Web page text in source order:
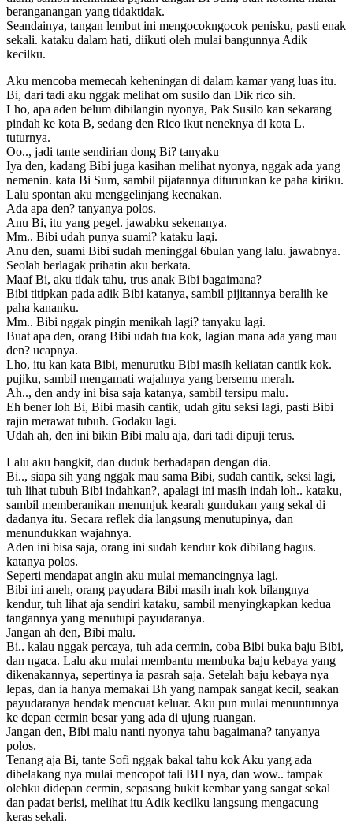
beranganangan yang tidaktidak.
Seandainya, tangan lembut ini mengocokngocok penisku, pasti enak
sekali. kataku dalam hati, diikuti oleh mulai bangunnya Adik
kecilku.
Aku mencoba memecah keheningan di dalam kamar yang luas itu.
Bi, dari tadi aku nggak melihat om susilo dan Dik rico sih.
Lho, apa aden belum dibilangin nyonya, Pak Susilo kan sekarang
pindah ke kota B, sedang den Rico ikut neneknya di kota L.
tuturnya.
Oo.., jadi tante sendirian dong Bi? tanyaku
Iya den, kadang Bibi juga kasihan melihat nyonya, nggak ada yang
nemenin. kata Bi Sum, sambil pijatannya diturunkan ke paha kiriku.
Lalu spontan aku menggelinjang keenakan.
Ada apa den? tanyanya polos.
Anu Bi, itu yang pegel. jawabku sekenanya.
Mm.. Bibi udah punya suami? kataku lagi.
Anu den, suami Bibi sudah meninggal 6bulan yang lalu. jawabnya.
Seolah berlagak prihatin aku berkata.
Maaf Bi, aku tidak tahu, trus anak Bibi bagaimana?
Bibi titipkan pada adik Bibi katanya, sambil pijitannya beralih ke
paha kananku.
Mm.. Bibi nggak pingin menikah lagi? tanyaku lagi.
Buat apa den, orang Bibi udah tua kok, lagian mana ada yang mau
den? ucapnya.
Lho, itu kan kata Bibi, menurutku Bibi masih keliatan cantik kok.
pujiku, sambil mengamati wajahnya yang bersemu merah.
Ah.., den andy ini bisa saja katanya, sambil tersipu malu.
Eh bener loh Bi, Bibi masih cantik, udah gitu seksi lagi, pasti Bibi
rajin merawat tubuh. Godaku lagi.
Udah ah, den ini bikin Bibi malu aja, dari tadi dipuji terus.
Lalu aku bangkit, dan duduk berhadapan dengan dia.
Bi.., siapa sih yang nggak mau sama Bibi, sudah cantik, seksi lagi,
tuh lihat tubuh Bibi indahkan?, apalagi ini masih indah loh.. kataku,
sambil memberanikan menunjuk kearah gundukan yang sekal di
dadanya itu. Secara reflek dia langsung menutupinya, dan
menundukkan wajahnya.
Aden ini bisa saja, orang ini sudah kendur kok dibilang bagus.
katanya polos.
Seperti mendapat angin aku mulai memancingnya lagi.
Bibi ini aneh, orang payudara Bibi masih inah kok bilangnya
kendur, tuh lihat aja sendiri kataku, sambil menyingkapkan kedua
tangannya yang menutupi payudaranya.
Jangan ah den, Bibi malu.
Bi.. kalau nggak percaya, tuh ada cermin, coba Bibi buka baju Bibi,
dan ngaca. Lalu aku mulai membantu membuka baju kebaya yang
dikenakannya, sepertinya ia pasrah saja. Setelah baju kebaya nya
lepas, dan ia hanya memakai Bh yang nampak sangat kecil, seakan
payudaranya hendak mencuat keluar. Aku pun mulai menuntunnya
ke depan cermin besar yang ada di ujung ruangan.
Jangan den, Bibi malu nanti nyonya tahu bagaimana? tanyanya
polos.
Tenang aja Bi, tante Sofi nggak bakal tahu kok Aku yang ada
dibelakang nya mulai mencopot tali BH nya, dan wow.. tampak
olehku didepan cermin, sepasang bukit kembar yang sangat sekal
dan padat berisi, melihat itu Adik kecilku langsung mengacung
keras sekali.